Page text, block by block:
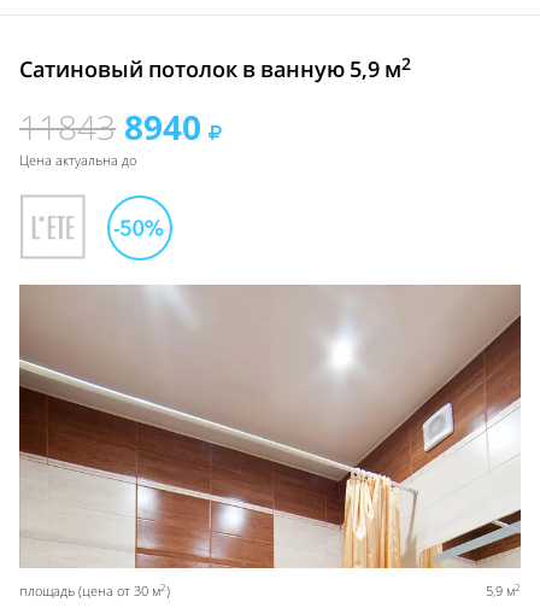
Сатиновый потолок в ванную 5,9 м2
11843 8940
Цена актуальна до
площадь (цена от 30 м2) 5,9 м2